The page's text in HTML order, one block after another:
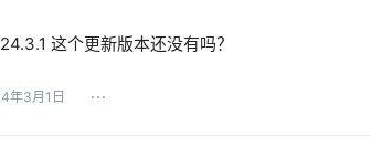
这个更新版本还没有吗？
年3月1日